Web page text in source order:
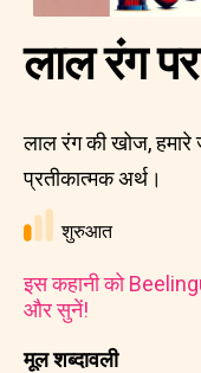
मूल शब्दावली
लाल रंग
लाल रंग की खोज,
प्रतीकात्मक अर्थ।
शुरुआत
इस कहानी को
और सुनें!